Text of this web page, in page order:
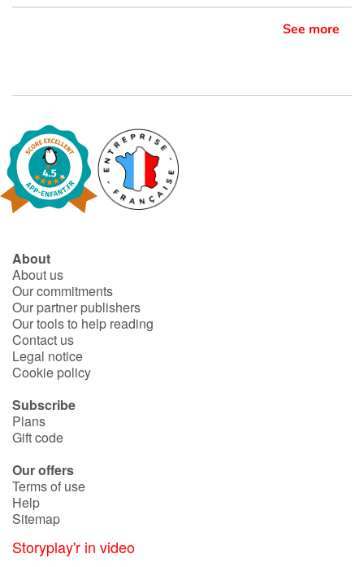
See more
About
About us
Our commitments
Our partner publishers
Our tools to help reading
Contact us
Legal notice
Cookie policy
Subscribe
Plans
Gift code
Our offers
Terms of use
Help
Sitemap
Storyplay'r in video